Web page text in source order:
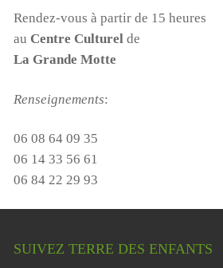
Rendez-vous à partir de 15 heures
au Centre Culturelde
La Grande Motte
Renseignements:
06 08 64 09 35
06 14 33 56 61
06 84 22 29 93
SUIVEZ TERRE DES ENFANTS